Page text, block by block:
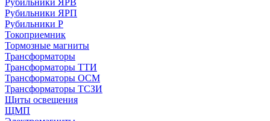
Рубильники ЯРВ
Рубильники ЯРП
Рубильники Р
Токоприемник
Тормозные магниты
Трансформаторы
Трансформаторы ТТИ
Трансформаторы ОСМ
Трансформаторы ТСЗИ
Щиты освещения
ЩМП